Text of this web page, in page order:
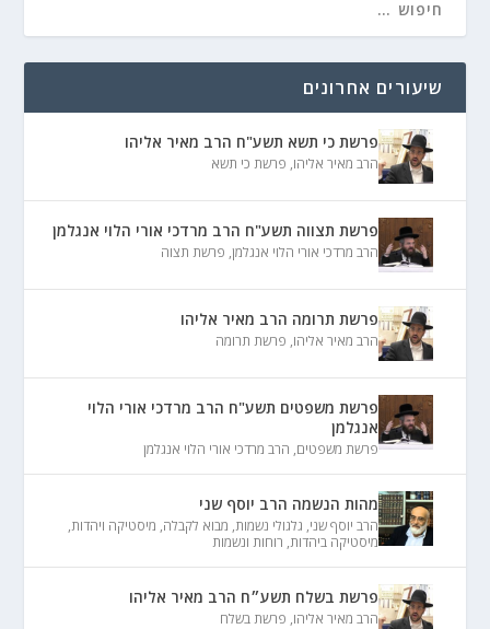
שיעורים אחרונים
פרשת כי תשא תשע"ח הרב מאיר אליהו
הרב מאיר אליהו, פרשת כי תשא
פרשת תצווה תשע"ח הרב מרדכי אורי הלוי אנגלמן
הרב מרדכי אורי הלוי אנגלמן, פרשת תצוה
פרשת תרומה הרב מאיר אליהו
הרב מאיר אליהו, פרשת תרומה
פרשת משפטים תשע"ח הרב מרדכי אורי הלוי
אנגלמן
פרשת משפטים, הרב מרדכי אורי הלוי אנגלמן
מהות הנשמה הרב יוסף שני
הרב יוסף שני, גלגולי נשמות, מבוא לקבלה, מיסטיקה ויהדות,
מיסטיקה ביהדות, רוחות ונשמות
פרשת בשלח תשע״ח הרב מאיר אליהו
הרב מאיר אליהו, פרשת בשלח